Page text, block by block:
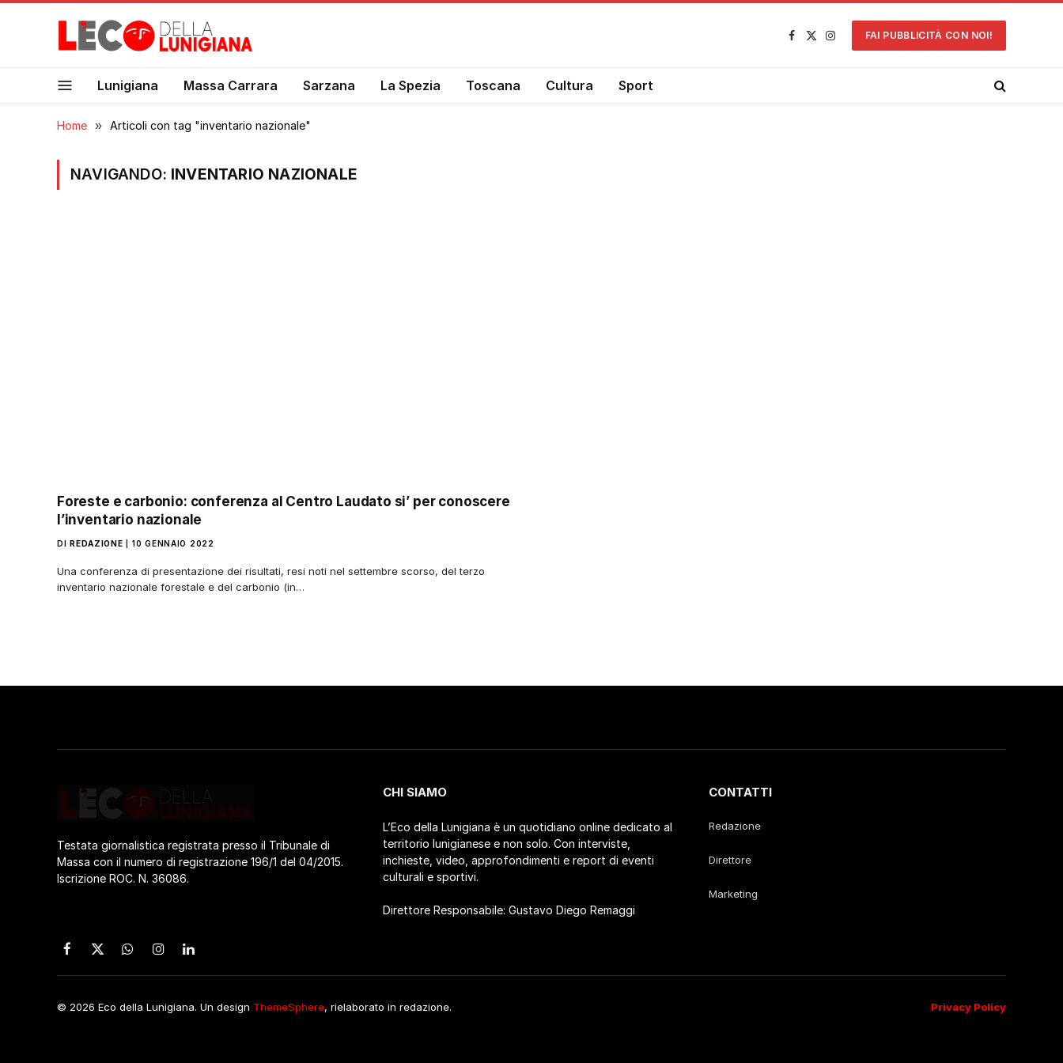
Facebook
X
Instagram
FAI PUBBLICITÀ CON NOI!
Lunigiana Massa Carrara Sarzana La Spezia Toscana Cultura Sport
Home » Articoli con tag "inventario nazionale"
NAVIGANDO: INVENTARIO NAZIONALE
Foreste e carbonio: conferenza al Centro Laudato si’ per conoscere
l’inventario nazionale
DI REDAZIONE 10 GENNAIO 2022
Una conferenza di presentazione dei risultati, resi noti nel settembre scorso, del terzo
inventario nazionale forestale e del carbonio (in…
Testata giornalistica registrata presso il Tribunale di
Massa con il numero di registrazione 196/1 del 04/2015.
Iscrizione ROC. N. 36086.
CHI SIAMO
L’Eco della Lunigiana è un quotidiano online dedicato al
territorio lunigianese e non solo. Con interviste,
inchieste, video, approfondimenti e report di eventi
culturali e sportivi.
Direttore Responsabile: Gustavo Diego Remaggi
CONTATTI
Redazione
Direttore
Marketing
Facebook
X
(Twitter)
WhatsApp
Instagram
LinkedIn
© 2026 Eco della Lunigiana. Un design ThemeSphere, rielaborato in redazione. Privacy Policy